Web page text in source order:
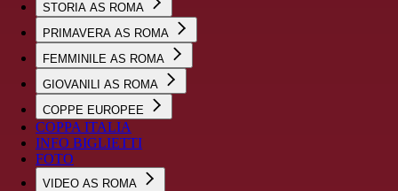
STORIA AS ROMA
PRIMAVERA AS ROMA
FEMMINILE AS ROMA
GIOVANILI AS ROMA
COPPE EUROPEE
COPPA ITALIA
INFO BIGLIETTI
FOTO
VIDEO AS ROMA